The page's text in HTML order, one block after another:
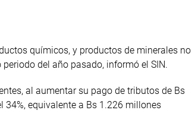
químicos, y productos de minerales no
del año pasado, informó el SIN.
al aumentar su pago de tributos de Bs
equivalente a Bs 1.226 millones